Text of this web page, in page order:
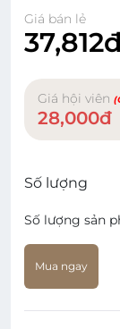
Giá bán lẻ
Giá hội viên
28,000đ
Số lượng
Số lượng sản
Mua ngay